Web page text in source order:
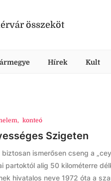
összeköt
Hírek Kult
, konteó
Szigeten
ismerősen cseng a
partoktól alig 50 kilométerre
hivatalos neve 1972 óta a